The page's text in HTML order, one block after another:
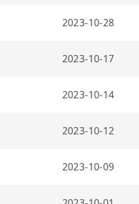
2023-10-28
2023-10-17
2023-10-14
2023-10-12
2023-10-09